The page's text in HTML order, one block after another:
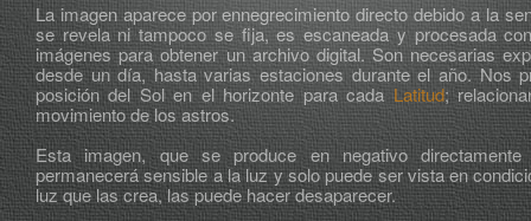
La imagen aparece por ennegrecimiento directo debido a la
se revela ni tampoco se fija, es escaneada y procesada
imágenes para obtener un archivo digital. Son necesarias
desde un día, hasta varias estaciones durante el año. Nos
posición del Sol en el horizonte para cadaLatitud;
movimiento de los astros.
Esta imagen, que se produce en negativo
permanecerá sensible a la luz y solo puede ser vista en
luz que las crea, las puede hacer desaparecer.